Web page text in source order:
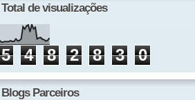
Total de visualizações
5 4 8 2 8 3 0
Blogs Parceiros